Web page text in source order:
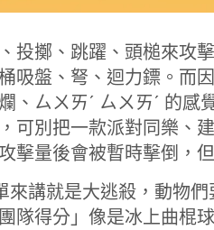
投擲、跳躍、頭槌來攻
吸盤、弩、迴力鏢。而
、ㄙㄨㄞˊ ㄙㄨㄞˊ 的
可別把一款派對同樂、
擊量後會被暫時擊倒，
來講就是大逃殺，動物
隊得分」像是冰上曲棍